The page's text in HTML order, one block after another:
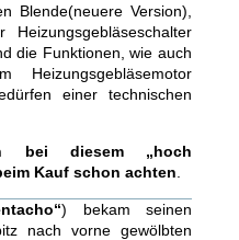
Blende(neuere Version),
die Funktionen, wie auch
Heizungsgebläsemotor
einer technischen
bei diesem „hoch
Kauf schon achten
) bekam seinen
nach vorne gewölbten